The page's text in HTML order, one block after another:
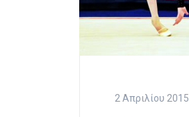
2 Απριλίου 2015